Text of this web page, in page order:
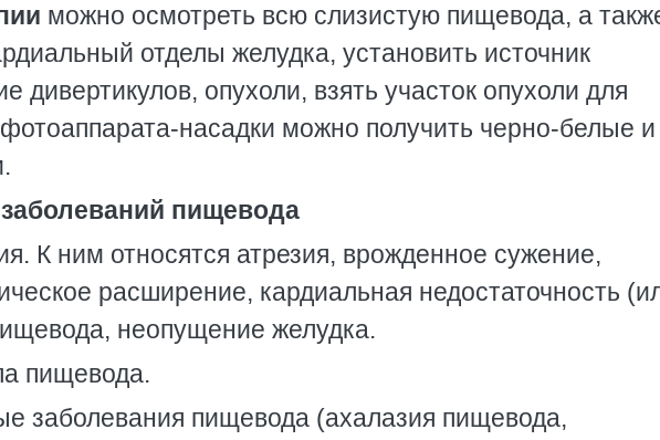
можно осмотреть всю слизистую пищевода, а
отделы желудка, установить источник
дивертикулов, опухоли, взять участок опухоли для
насадки можно получить черно-белые и
пищевода
К ним относятся атрезия, врожденное сужение,
расширение, кардиальная недостаточность
неопущение желудка.
пищевода.
заболевания пищевода (ахалазия пищевода,